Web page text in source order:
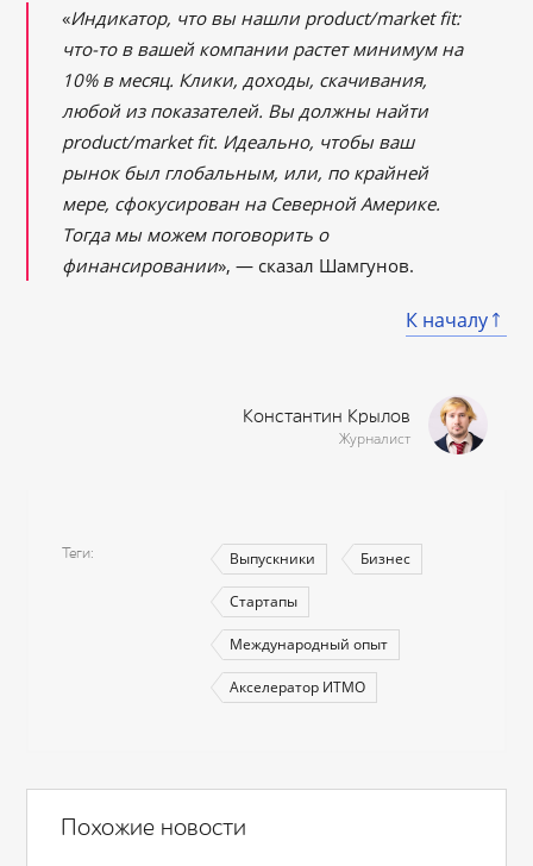
«Индикатор, что вы нашли product/market fit:
что-то в вашей компании растет минимум на
10% в месяц. Клики, доходы, скачивания,
любой из показателей. Вы должны найти
product/market fit. Идеально, чтобы ваш
рынок был глобальным, или, по крайней
мере, сфокусирован на Северной Америке.
Тогда мы можем поговорить о
финансировании», ― сказал Шамгунов.
К началу
Константин Крылов
Журналист
Теги Выпускники Бизнес
Стартапы
Международный опыт
Акселератор ИТМО
Похожие новости